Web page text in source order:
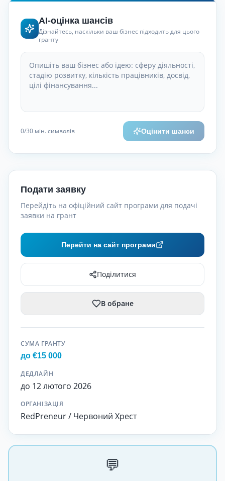
AI-оцінка шансів
Дізнайтесь, наскільки ваш бізнес підходить для цього
гранту
0/30 мін. символів Оцінити шанси
Подати заявку
Перейдіть на офіційний сайт програми для подачі
заявки на грант
Перейти на сайт програми
Поділитися
В обране
СУМА ГРАНТУ
до €15 000
ДЕДЛАЙН
до 12 лютого 2026
ОРГАНІЗАЦІЯ
RedPreneur / Червоний Хрест
💬